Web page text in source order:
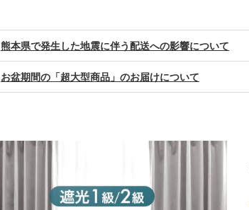
熊本県で発生した地震に伴う配送への影響について
お盆期間の「超大型商品」のお届けについて